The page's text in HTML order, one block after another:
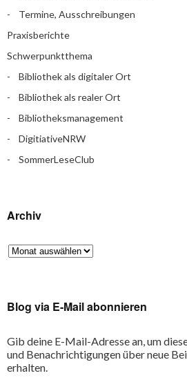
Termine, Ausschreibungen
Praxisberichte
Schwerpunktthema
Bibliothek als digitaler Ort
Bibliothek als realer Ort
Bibliotheksmanagement
DigitiativeNRW
SommerLeseClub
Archiv
Blog via E-Mail abonnieren
Gib deine E-Mail-Adresse an, um
und Benachrichtigungen über neue
erhalten.